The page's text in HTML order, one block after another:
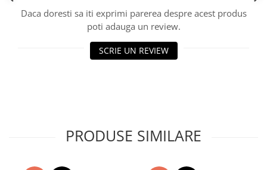
Daca doresti sa iti exprimi parerea despre acest produs
poti adauga un review.
SCRIE UN REVIEW
PRODUSE SIMILARE